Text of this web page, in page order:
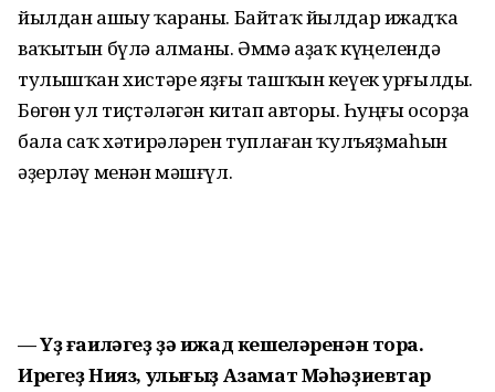
йылдан ашыу ҡараны. Байтаҡ йылдар ижадҡа
ваҡытын бүлә алманы. Әммә аҙаҡ күңелендә
тулышҡан хистәре яҙғы ташҡын кеүек урғылды.
Бөгөн ул тиҫтәләгән китап авторы. Һуңғы осорҙа
бала саҡ хәтирәләрен туплаған ҡулъяҙмаһын
әҙерләү менән мәшғүл.
— Үҙ ғаиләгеҙ ҙә ижад кешеләренән тора.
Ирегеҙ Нияз, улығыҙ Азамат Мәһәҙиевтар